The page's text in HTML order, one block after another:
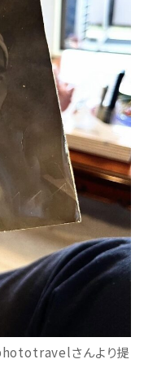
さんより提